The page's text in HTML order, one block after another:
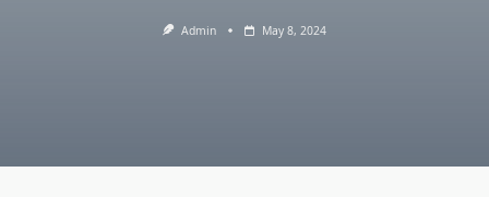
Admin May 8, 2024